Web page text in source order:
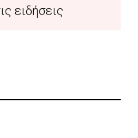
ειδήσεις